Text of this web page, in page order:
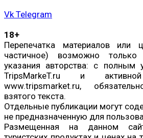
Vk Telegram
18+
Перепечатка материалов или
частичное) возможно
указания авторства: с полным
TripsMarkeT.ru и
www.tripsmarket.ru,
взятого текста.
Отдельные публикации могут
не предназначенную для
Размещенная на данном